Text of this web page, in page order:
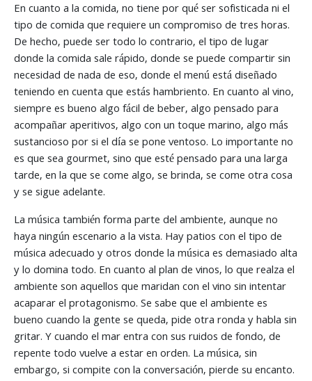
En cuanto a la comida, no tiene por qué ser sofisticada ni el
tipo de comida que requiere un compromiso de tres horas.
De hecho, puede ser todo lo contrario, el tipo de lugar
donde la comida sale rápido, donde se puede compartir sin
necesidad de nada de eso, donde el menú está diseñado
teniendo en cuenta que estás hambriento. En cuanto al vino,
siempre es bueno algo fácil de beber, algo pensado para
acompañar aperitivos, algo con un toque marino, algo más
sustancioso por si el día se pone ventoso. Lo importante no
es que sea gourmet, sino que esté pensado para una larga
tarde, en la que se come algo, se brinda, se come otra cosa
y se sigue adelante.
La música también forma parte del ambiente, aunque no
haya ningún escenario a la vista. Hay patios con el tipo de
música adecuado y otros donde la música es demasiado alta
y lo domina todo. En cuanto al plan de vinos, lo que realza el
ambiente son aquellos que maridan con el vino sin intentar
acaparar el protagonismo. Se sabe que el ambiente es
bueno cuando la gente se queda, pide otra ronda y habla sin
gritar. Y cuando el mar entra con sus ruidos de fondo, de
repente todo vuelve a estar en orden. La música, sin
embargo, si compite con la conversación, pierde su encanto.